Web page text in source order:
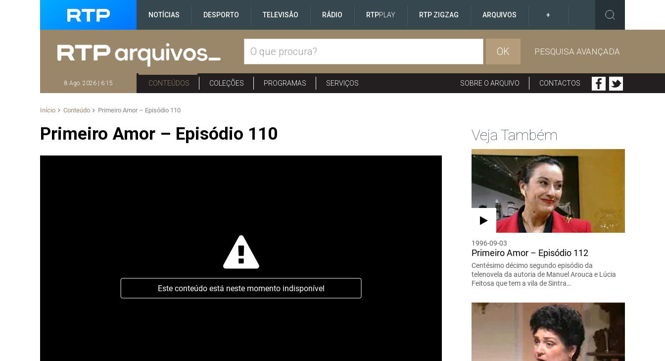
NOTÍCIAS DESPORTO TELEVISÃO RÁDIO RTPPLAY RTP ZIGZAG ARQUIVOS +
OK PESQUISA AVANÇADA
8 Ago. 2026 | 6:15 CONTEÚDOS COLEÇÕES PROGRAMAS SERVIÇOS SOBRE O ARQUIVO CONTACTOS
Início Conteúdo Primeiro Amor – Episódio 110
Primeiro Amor – Episódio 110
Este conteúdo está neste momento indisponível
Veja Também
1996-09-03
Primeiro Amor – Episódio 112
Centésimo décimo segundo episódio da
telenovela da autoria de Manuel Arouca e Lúcia
Feitosa que tem a vila de Sintra…